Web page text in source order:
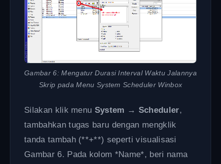
Gambar 6: Mengatur Durasi Interval Waktu Jalannya
Skrip pada Menu System Scheduler Winbox
Silakan klik menu System → Scheduler,
tambahkan tugas baru dengan mengklik
tanda tambah (**+**) seperti visualisasi
Gambar 6. Pada kolom *Name*, beri nama